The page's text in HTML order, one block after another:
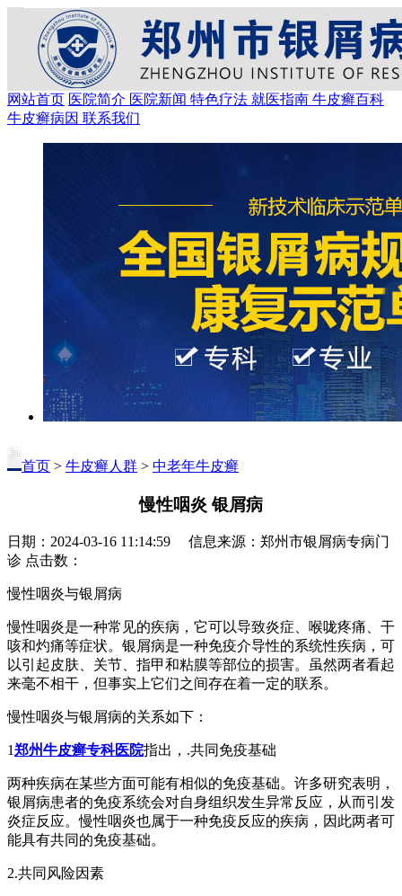
网站首页 医院简介 医院新闻 特色疗法 就医指南 牛皮癣百科
牛皮癣病因 联系我们
首页 > 牛皮癣人群 > 中老年牛皮癣
慢性咽炎 银屑病
日期：2024-03-16 11:14:59 信息来源：郑州市银屑病专病门
诊 点击数：
慢性咽炎与银屑病
慢性咽炎是一种常见的疾病，它可以导致炎症、喉咙疼痛、干
咳和灼痛等症状。银屑病是一种免疫介导性的系统性疾病，可
以引起皮肤、关节、指甲和粘膜等部位的损害。虽然两者看起
来毫不相干，但事实上它们之间存在着一定的联系。
慢性咽炎与银屑病的关系如下：
1郑州牛皮癣专科医院指出，.共同免疫基础
两种疾病在某些方面可能有相似的免疫基础。许多研究表明，
银屑病患者的免疫系统会对自身组织发生异常反应，从而引发
炎症反应。慢性咽炎也属于一种免疫反应的疾病，因此两者可
能具有共同的免疫基础。
2.共同风险因素